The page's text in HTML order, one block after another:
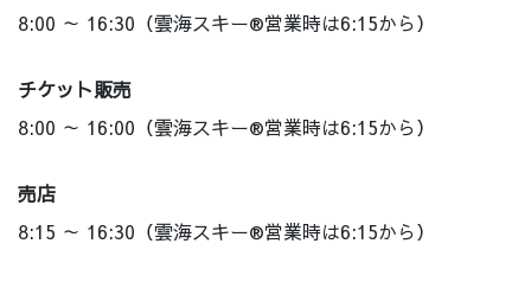
8:00 ～ 16:30（雲海スキー®営業時は6:15から）
チケット販売
8:00 ～ 16:00（雲海スキー®営業時は6:15から）
売店
8:15 ～ 16:30（雲海スキー®営業時は6:15から）